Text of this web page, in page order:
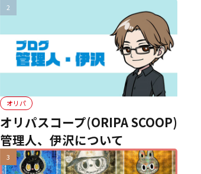
オリパ
オリパスコープ(ORIPA SCOOP)
管理人、伊沢について